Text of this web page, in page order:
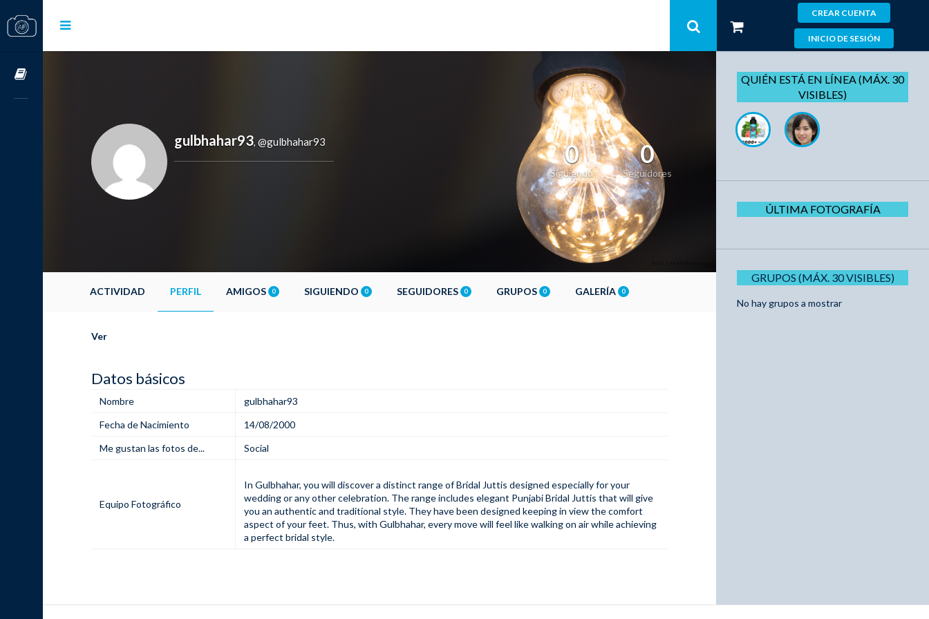
CREAR CUENTA
INICIO DE SESIÓN
gulbhahar93, @gulbhahar93 0
Siguiendo
0
Seguidores
ACTIVIDAD PERFIL AMIGOS 0 SIGUIENDO 0 SEGUIDORES 0 GRUPOS 0 GALERÍA 0
Ver
Datos básicos
Nombre
gulbhahar93
Fecha de Nacimiento
14/08/2000
Me gustan las fotos de...
Social
Equipo Fotográfico
In Gulbhahar, you will discover a distinct range ofBridal Juttis designed especially for your
wedding or any other celebration. The range includes elegant Punjabi Bridal Juttis that will give
you an authentic and traditional style. They have been designed keeping in view the comfort
aspect of your feet. Thus, with Gulbhahar, every move will feel like walking on air while achieving
a perfect bridal style.
QUIÉN ESTÁ EN LÍNEA (MÁX. 30
VISIBLES)
ÚLTIMA FOTOGRAFÍA
GRUPOS (MÁX. 30 VISIBLES)
No hay grupos a mostrar